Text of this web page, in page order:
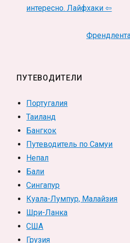
интересно. Лайфхаки ⇦
ПУТЕВОДИТЕЛИ
Португалия
Таиланд
Бангкок
Путеводитель по Самуи
Непал
Бали
Сингапур
Куала-Лумпур, Малайзия
Шри-Ланка
США
Грузия